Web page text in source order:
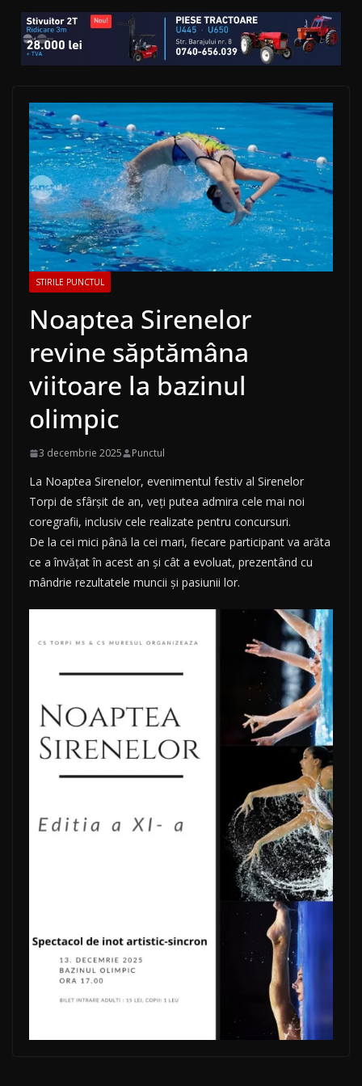
STIRILE PUNCTUL
Noaptea Sirenelor
revine săptămâna
viitoare la bazinul
olimpic
3 decembrie 2025 Punctul
La Noaptea Sirenelor, evenimentul festiv al Sirenelor
Torpi de sfârșit de an, veți putea admira cele mai noi
coregrafii, inclusiv cele realizate pentru concursuri.
De la cei mici până la cei mari, fiecare participant va arăta
ce a învățat în acest an și cât a evoluat, prezentând cu
mândrie rezultatele muncii și pasiunii lor.